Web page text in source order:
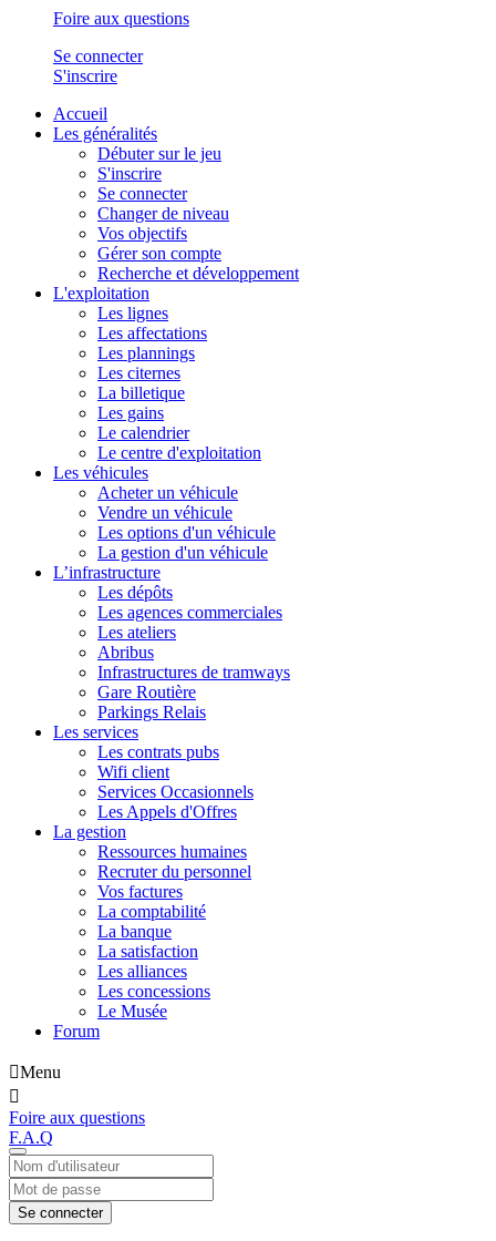
Foire aux questions
Se connecter
S'inscrire
Accueil
Les généralités
Débuter sur le jeu
S'inscrire
Se connecter
Changer de niveau
Vos objectifs
Gérer son compte
Recherche et développement
L'exploitation
Les lignes
Les affectations
Les plannings
Les citernes
La billetique
Les gains
Le calendrier
Le centre d'exploitation
Les véhicules
Acheter un véhicule
Vendre un véhicule
Les options d'un véhicule
La gestion d'un véhicule
L’infrastructure
Les dépôts
Les agences commerciales
Les ateliers
Abribus
Infrastructures de tramways
Gare Routière
Parkings Relais
Les services
Les contrats pubs
Wifi client
Services Occasionnels
Les Appels d'Offres
La gestion
Ressources humaines
Recruter du personnel
Vos factures
La comptabilité
La banque
La satisfaction
Les alliances
Les concessions
Le Musée
Forum
Menu
Foire aux questions
F.A.Q
Se connecter